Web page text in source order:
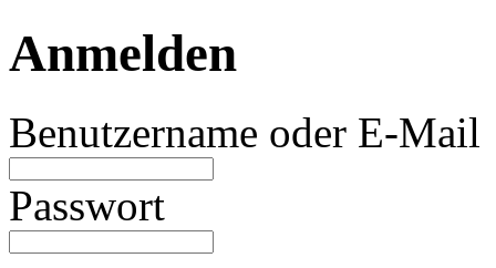
Anmelden
Benutzername oder E-Mail
Passwort